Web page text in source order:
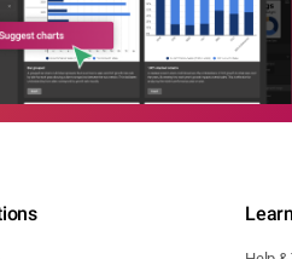
Learn